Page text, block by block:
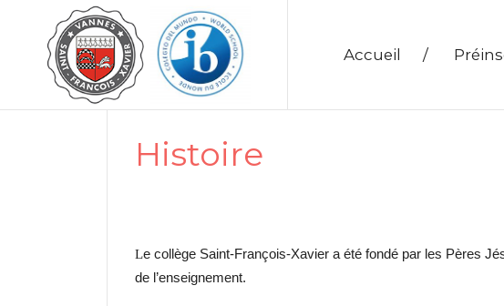
Accueil /
Histoire
Le collège Saint-François-Xavier a été fondé par les Pères
de l’enseignement.